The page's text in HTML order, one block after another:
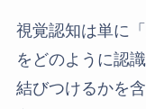
視覚認知は単に
をどのように認
結びつけるかを